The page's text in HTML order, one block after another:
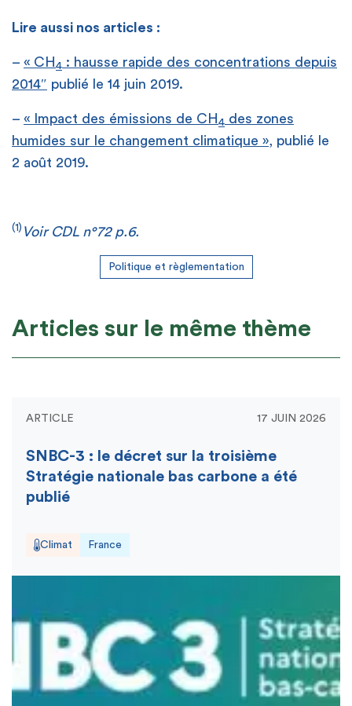
Lire aussi nos articles :
– « CH 4 : hausse rapide des concentrations depuis
2014″ publié le 14 juin 2019.
– « Impact des émissions de CH 4 des zones
humides sur le changement climatique », publié le
2 août 2019.
(1) Voir CDL n°72 p.6.
Politique et règlementation
Articles sur le même thème
ARTICLE 17 JUIN 2026
SNBC-3 : le décret sur la troisième
Stratégie nationale bas carbone a été
publié
Climat France